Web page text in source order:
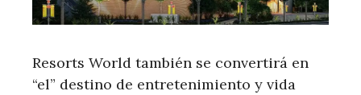
Resorts World también se convertirá en
“el” destino de entretenimiento y vida